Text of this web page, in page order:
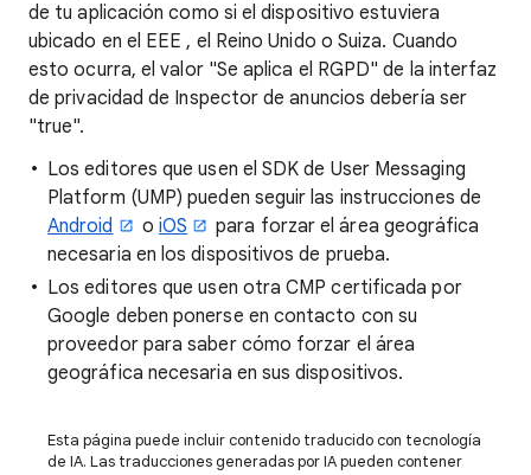
de tu aplicación como si el dispositivo estuviera
ubicado en el EEE , el Reino Unido o Suiza. Cuando
esto ocurra, el valor "Se aplica el RGPD" de la interfaz
de privacidad de Inspector de anuncios debería ser
"true".
Los editores que usen el SDK de User Messaging
Platform (UMP) pueden seguir las instrucciones de
Android
o iOS
para forzar el área geográfica
necesaria en los dispositivos de prueba.
Los editores que usen otra CMP certificada por
Google deben ponerse en contacto con su
proveedor para saber cómo forzar el área
geográfica necesaria en sus dispositivos.
Esta página puede incluir contenido traducido con tecnología
de IA. Las traducciones generadas por IA pueden contener